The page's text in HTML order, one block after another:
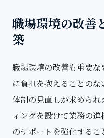
職場環境の改善
築
職場環境の改善も重要
に負担を抱えることの
体制の見直しが求めら
ィングを設けて業務の
のサポートを強化するこ